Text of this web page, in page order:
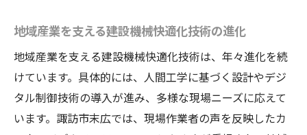
響
建設機械の快適化がもたらす企業競争力の
強化
地域産業に根付く建設機械快適化の実践ポ
イント
地域産業を支える建設機械快適化技術の進化
地域産業を支える建設機械快適化技術は、年々進化を続
けています。具体的には、人間工学に基づく設計やデジ
タル制御技術の導入が進み、多様な現場ニーズに応えて
います。諏訪市末広では、現場作業者の声を反映したカ